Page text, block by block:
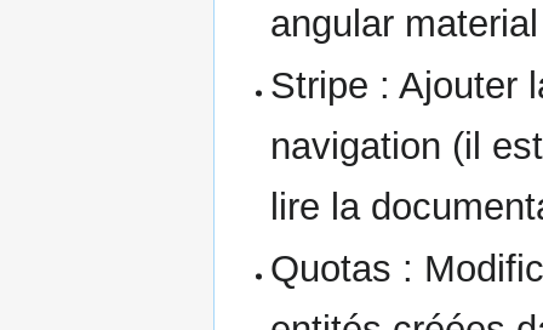
angular material
Stripe : Ajouter
navigation (il
lire la
Quotas :